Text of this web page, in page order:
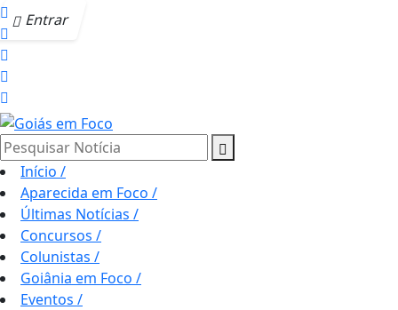
Entrar
Pesquisar Notícia
Início /
Aparecida em Foco /
Últimas Notícias /
Concursos /
Colunistas /
Goiânia em Foco /
Eventos /